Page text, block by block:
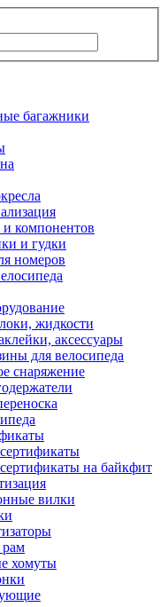
багажники
компонентов
и гудки
номеров
жидкости
аксессуары
для велосипеда
снаряжение
на байкфит
вилки
рам
хомуты